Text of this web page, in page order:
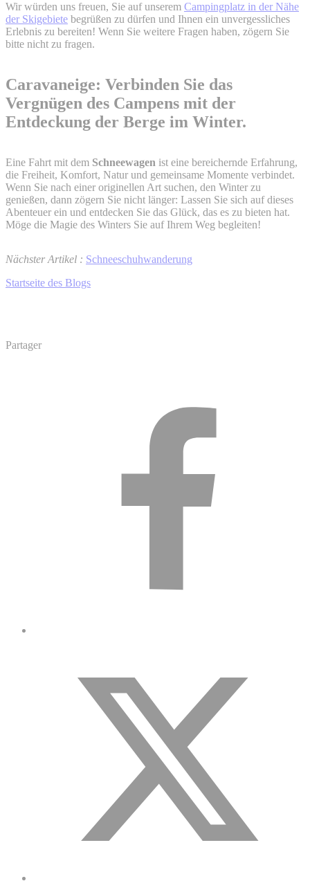
Wir würden uns freuen, Sie auf unserem Campingplatz in der Nähe
der Skigebiete begrüßen zu dürfen und Ihnen ein unvergessliches
Erlebnis zu bereiten! Wenn Sie weitere Fragen haben, zögern Sie
bitte nicht zu fragen.
Caravaneige: Verbinden Sie das
Vergnügen des Campens mit der
Entdeckung der Berge im Winter.
Eine Fahrt mit dem Schneewagen ist eine bereichernde Erfahrung,
die Freiheit, Komfort, Natur und gemeinsame Momente verbindet.
Wenn Sie nach einer originellen Art suchen, den Winter zu
genießen, dann zögern Sie nicht länger: Lassen Sie sich auf dieses
Abenteuer ein und entdecken Sie das Glück, das es zu bieten hat.
Möge die Magie des Winters Sie auf Ihrem Weg begleiten!
Nächster Artikel : Schneeschuhwanderung
Startseite des Blogs
Partager